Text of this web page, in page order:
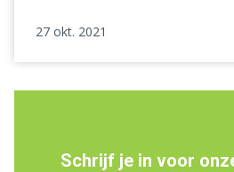
27 okt. 2021
Schrijf je in voor